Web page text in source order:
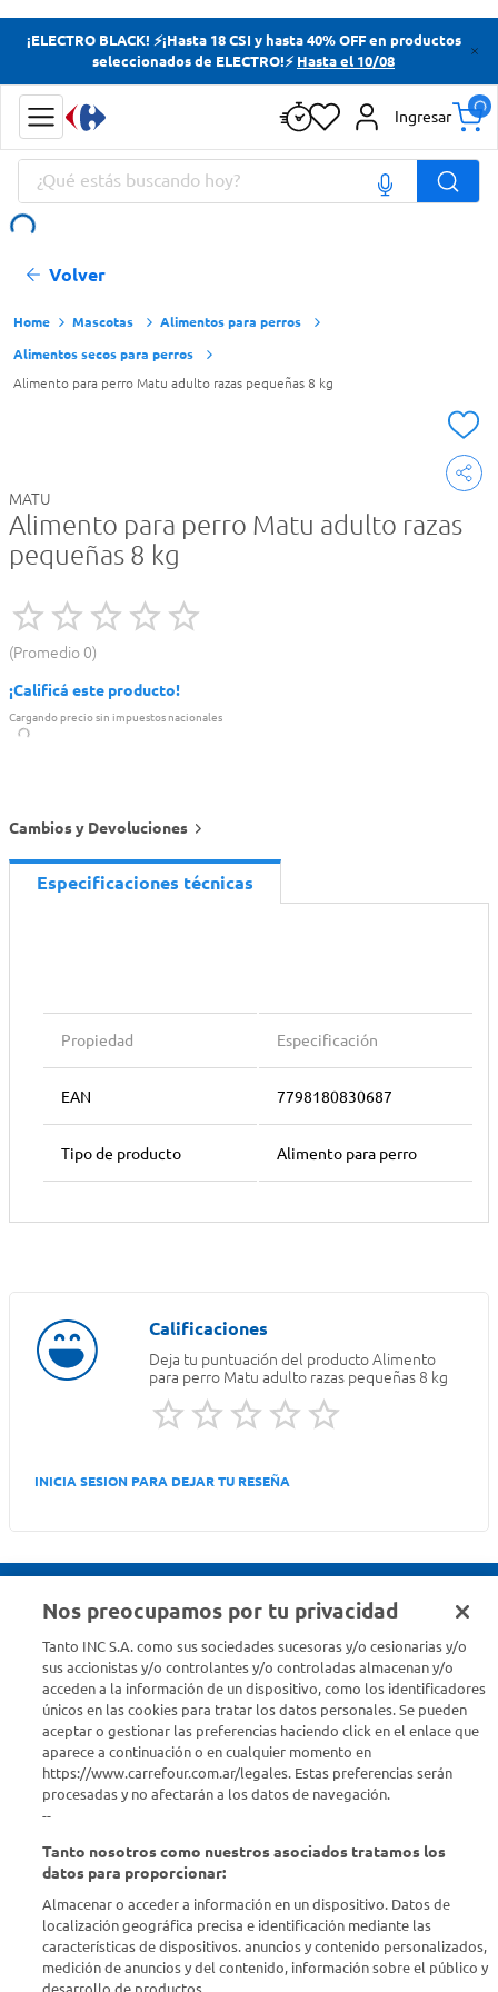
¡ELECTRO BLACK! ⚡¡Hasta 18 CSI y hasta 40% OFF en productos
seleccionados de ELECTRO!⚡ Hasta el 10/08
Ingresar
¿Qué estás buscando hoy?
Volver
Mascotas
Alimentos para perros
Alimentos secos para perros
Alimento para perro Matu adulto razas pequeñas 8 kg
MATU
Alimento para perro Matu adulto razas
pequeñas 8 kg
Promedio 0
¡Calificá este producto!
Cargando precio sin impuestos nacionales
Cambios y Devoluciones
Especificaciones técnicas
Propiedad Especificación
EAN 7798180830687
Tipo de producto Alimento para perro
Deja tu puntuación del producto Alimento
para perro Matu adulto razas pequeñas 8 kg
INICIA SESION PARA DEJAR TU RESEÑA
Estamos para ayudarte
¿Tenés una consulta? Comunicate con nosotros acá
Descubrí Carrefour
Conocenos
Info útil
Comprá Online
Nos preocupamos por tu privacidad
Tanto INC S.A. como sus sociedades sucesoras y/o cesionarias y/o
sus accionistas y/o controlantes y/o controladas almacenan y/o
acceden a la información de un dispositivo, como los identificadores
únicos en las cookies para tratar los datos personales. Se pueden
aceptar o gestionar las preferencias haciendo click en el enlace que
aparece a continuación o en cualquier momento en
https://www.carrefour.com.ar/legales. Estas preferencias serán
procesadas y no afectarán a los datos de navegación.
--
Tanto nosotros como nuestros asociados tratamos los
datos para proporcionar:
Almacenar o acceder a información en un dispositivo. Datos de
localización geográfica precisa e identificación mediante las
características de dispositivos. anuncios y contenido personalizados,
medición de anuncios y del contenido, información sobre el público y
Términos más buscados
Yerba
Cerveza
Doves
Papas Fritas
Términos más buscados
Cerveza
Doves
Papas Fritas